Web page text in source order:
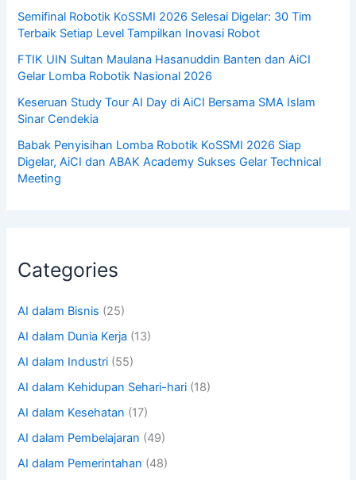
Semifinal Robotik KoSSMI 2026 Selesai Digelar: 30 Tim
Terbaik Setiap Level Tampilkan Inovasi Robot
FTIK UIN Sultan Maulana Hasanuddin Banten dan AiCI
Gelar Lomba Robotik Nasional 2026
Keseruan Study Tour AI Day di AiCI Bersama SMA Islam
Sinar Cendekia
Babak Penyisihan Lomba Robotik KoSSMI 2026 Siap
Digelar, AiCI dan ABAK Academy Sukses Gelar Technical
Meeting
Categories
AI dalam Bisnis (25)
AI dalam Dunia Kerja (13)
AI dalam Industri (55)
AI dalam Kehidupan Sehari-hari (18)
AI dalam Kesehatan (17)
AI dalam Pembelajaran (49)
AI dalam Pemerintahan (48)